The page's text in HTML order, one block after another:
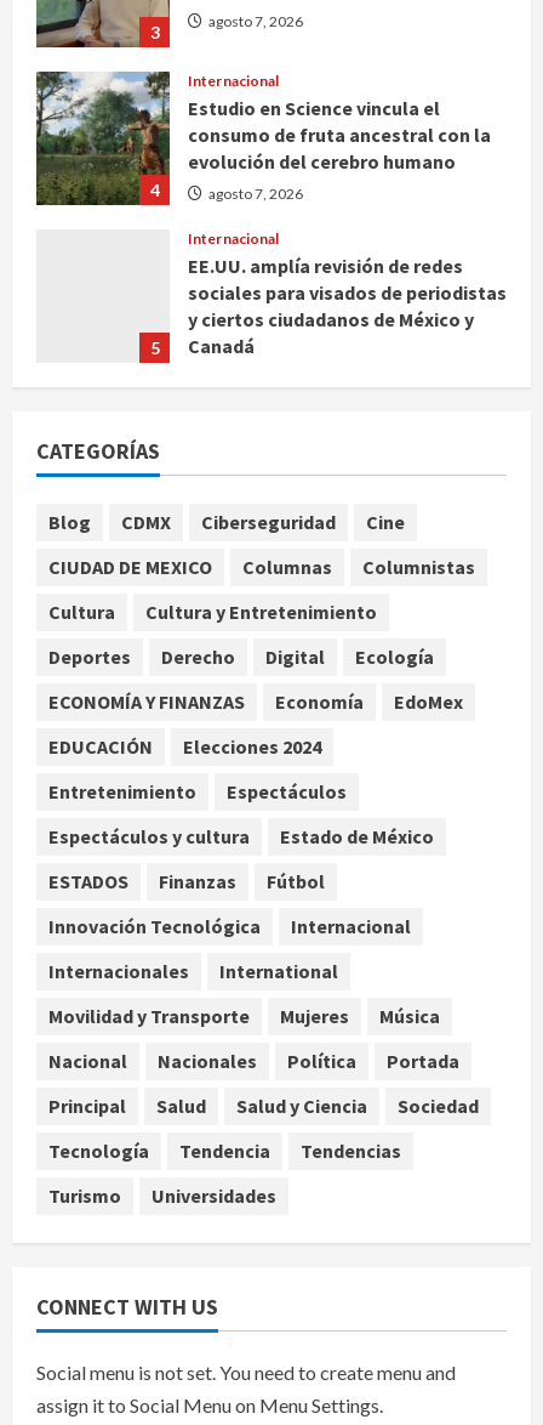
3 agosto 7, 2026
4
Internacional
Estudio en Science vincula el
consumo de fruta ancestral con la
evolución del cerebro humano
agosto 7, 2026
5
Internacional
EE.UU. amplía revisión de redes
sociales para visados de periodistas
y ciertos ciudadanos de México y
Canadá
Lotería Nacional emite billete por
centenario de la Asociación de
agosto 7, 2026
Desplome de la IA arrastra a fondos
estrella de Wall Street
4
Estudio en Science vincula el
consumo de fruta ancestral con la
agosto 7, 2026
Internacional
EE.UU. amplía revisión de redes
y ciertos ciudadanos de México y
CATEGORÍAS
Blog CDMX Ciberseguridad
Cine
CIUDAD DE MEXICO
Columnas
Columnistas
Cultura
Cultura y Entretenimiento
Deportes
Derecho Digital
Ecología
ECONOMÍA Y FINANZAS
Economía
EdoMex
EDUCACIÓN
Elecciones 2024
Entretenimiento
Espectáculos
Espectáculos y cultura
Estado de México
ESTADOS
Finanzas
Fútbol
Innovación Tecnológica
Internacional
Internacionales
International
Movilidad y Transporte
Mujeres
Música
Nacional
Nacionales Política
Portada
Principal
Salud Salud y Ciencia
Sociedad
Tecnología
Tendencia
Tendencias
Turismo
Universidades
CONNECT WITH US
Social menu is not set. You need to create menu and
assign it to Social Menu on Menu Settings.